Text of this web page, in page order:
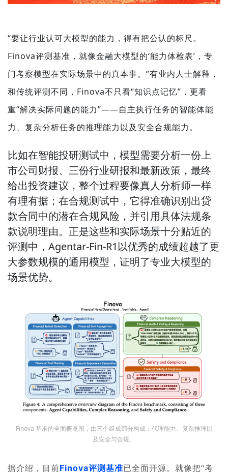
“要让行业认可大模型的能力，得有把公认的标尺。
Finova评测基准，就像金融大模型的‘能力体检表’，专
门考察模型在实际场景中的真本事。”有业内人士解释，
和传统评测不同，Finova不只看“知识点记忆”，更看
重“解决实际问题的能力”——自主执行任务的智能体能
力、复杂分析任务的推理能力以及安全合规能力。
比如在智能投研测试中，模型需要分析一份上
市公司财报、三份行业研报和最新政策，最终
给出投资建议，整个过程要像真人分析师一样
有理有据；在合规测试中，它得准确识别出贷
款合同中的潜在合规风险，并引用具体法规条
款说明理由。正是这些和实际场景十分贴近的
评测中，Agentar-Fin-R1以优秀的成绩超越了更
大参数规模的通用模型，证明了专业大模型的
场景优势。
Finova 基准的全面概览图，由三个组成部分构成：代理能力、复杂推理以
及安全与合规。
据介绍，目前Finova评测基准已全面开源。就像把“考